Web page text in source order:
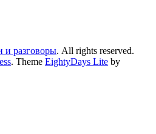
и разговоры. All rights reserved.
. Theme EightyDays Lite by